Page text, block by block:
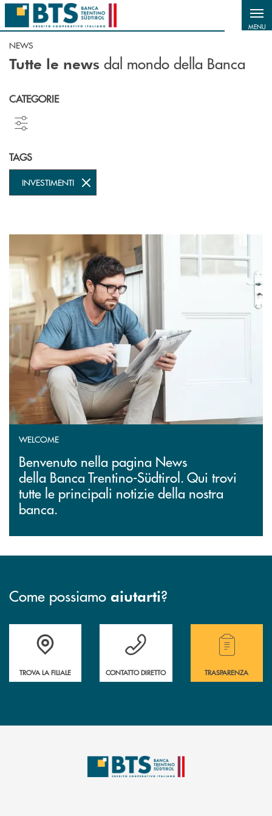
Salta al contenuto principale
MENU
NEWS
Tutte le news dal mondo della Banca
CATEGORIE
TAGS
INVESTIMENTI
WELCOME
Benvenuto nella pagina News
della Banca Trentino-Südtirol. Qui trovi
tutte le principali notizie della nostra
banca.
Come possiamo aiutarti?
Accedi all' elenco completo delle filiali.
TROVA LA FILIALE
Hai bisogno di assistenza immediata?
CONTATTO DIRETTO
Hai bisogno di
TRASPARENZA